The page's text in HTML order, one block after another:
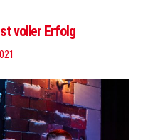
voller Erfolg